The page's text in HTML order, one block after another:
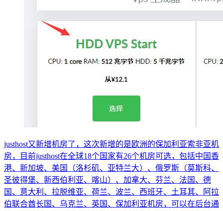
justhost又新增机房了，这次新增的是欧洲的保加利亚索非亚机
房，目前justhost在全球18个国家有26个机房可选，包括中国香
港、新加坡、美国（洛杉矶、亚特兰大）、俄罗斯（莫斯科、
圣彼得堡、新西伯利亚、喀山）、加拿大、芬兰、法国、德
国、意大利、拉脱维亚、荷兰、波兰、西班牙、土耳其、阿拉
伯联合酋长国、乌克兰、英国、保加利亚机房，可以在后台通